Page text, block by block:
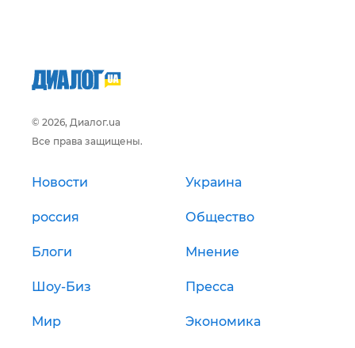
© 2026, Диалог.ua
Все права защищены.
Новости Украина
россия Общество
Блоги Мнение
Шоу-Биз Пресса
Мир Экономика